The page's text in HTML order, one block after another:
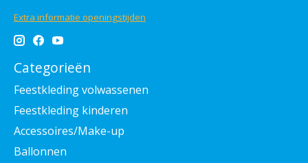
Extra informatie openingstijden
Categorieën
Feestkleding volwassenen
Feestkleding kinderen
Accessoires/Make-up
Ballonnen